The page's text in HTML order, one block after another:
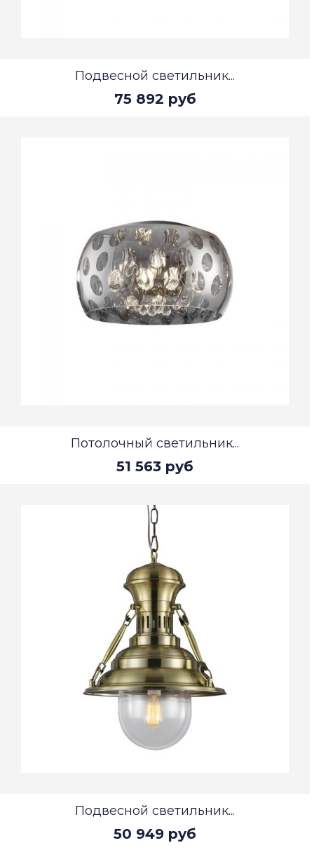
Подвесной светильник...
75 892 руб
Потолочный светильник...
51 563 руб
Подвесной светильник...
50 949 руб